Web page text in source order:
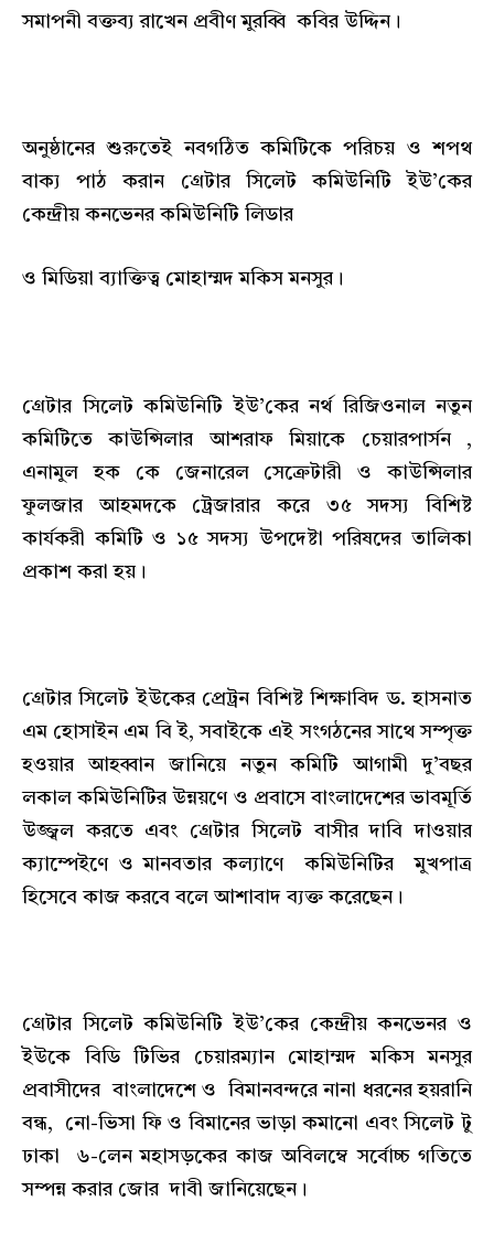
সমাপনী বক্তব্য রাখেন প্রবীণ মুরব্বি কবির উদ্দিন।
অনুষ্ঠানের শুরুতেই নবগঠিত কমিটিকে পরিচয় ও শপথ
বাক্য পাঠ করান গ্রেটার সিলেট কমিউনিটি ইউ’কের
কেন্দ্রীয় কনভেনর কমিউনিটি লিডার
ও মিডিয়া ব্যাক্তিত্ব মোহাম্মদ মকিস মনসুর।
গ্রেটার সিলেট কমিউনিটি ইউ’কের নর্থ রিজিওনাল নতুন
কমিটিতে কাউন্সিলার আশরাফ মিয়াকে চেয়ারপার্সন ,
এনামুল হক কে জেনারেল সেক্রেটারী ও কাউন্সিলার
ফুলজার আহমদকে ট্রেজারার করে ৩৫ সদস্য বিশিষ্ট
কার্যকরী কমিটি ও ১৫ সদস্য উপদেষ্টা পরিষদের তালিকা
প্রকাশ করা হয়।
গ্রেটার সিলেট ইউকের প্রেট্রন বিশিষ্ট শিক্ষাবিদ ড. হাসনাত
এম হোসাইন এম বি ই, সবাইকে এই সংগঠনের সাথে সম্পৃক্ত
হওয়ার আহব্বান জানিয়ে নতুন কমিটি আগামী দু’বছর
লকাল কমিউনিটির উন্নয়ণে ও প্রবাসে বাংলাদেশের ভাবমূর্তি
উজ্জ্বল করতে এবং গ্রেটার সিলেট বাসীর দাবি দাওয়ার
ক্যাম্পেইণে ও মানবতার কল্যাণে কমিউনিটির মুখপাত্র
হিসেবে কাজ করবে বলে আশাবাদ ব্যক্ত করেছেন।
গ্রেটার সিলেট কমিউনিটি ইউ’কের কেন্দ্রীয় কনভেনর ও
ইউকে বিডি টিভির চেয়ারম্যান মোহাম্মদ মকিস মনসুর
প্রবাসীদের বাংলাদেশে ও বিমানবন্দরে নানা ধরনের হয়রানি
বন্ধ, নো-ভিসা ফি ও বিমানের ভাড়া কমানো এবং সিলেট টু
ঢাকা ৬-লেন মহাসড়কের কাজ অবিলম্বে সর্বোচ্চ গতিতে
সম্পন্ন করার জোর দাবী জানিয়েছেন।